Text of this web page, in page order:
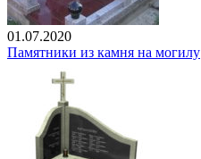
01.07.2020
Памятники из камня на могилу